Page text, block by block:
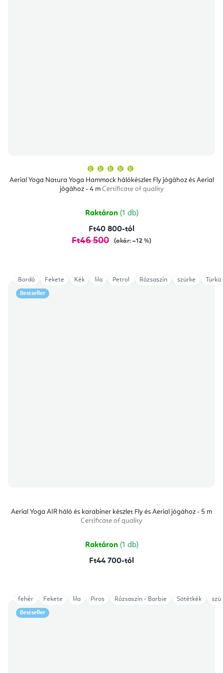
Aerial Yoga Natura Yoga Hammock hálókészlet Fly jógához és Aerial
jógához - 4 m Certificate of quality
átlagos
értékelése
5-
csillag.
Raktáron (1 db)
Ft40 800-tól
Ft46 500 (akár: –12 %)
Bestseller
Aerial Yoga AIR háló és karabiner készlet Fly és Aerial jógához - 5 m
Certificate of quality
Raktáron (1 db)
Ft44 700-tól
Bordó Fekete Kék lila Petrol Rózsaszín szürke Türkiz
Bestseller
fehér Fekete lila Piros Rózsaszín - Barbie Sötétkék